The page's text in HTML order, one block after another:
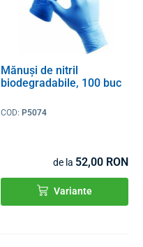
Mănuși de nitril
biodegradabile, 100 buc
COD:P5074
de la 52,00 RON
Variante